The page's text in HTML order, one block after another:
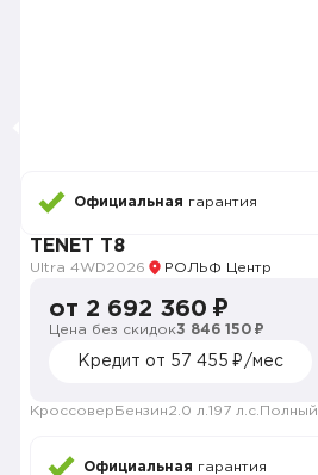
Официальная гарантия
TENET T8
Ultra 4WD2026 РОЛЬФ Центр
от 2 692 360 ₽
Цена без скидок3 846 150 ₽
Кредит от 57 455 ₽/мес
Кроссовер Бензин2.0 л. 197 л.с. Полный
Официальная гарантия